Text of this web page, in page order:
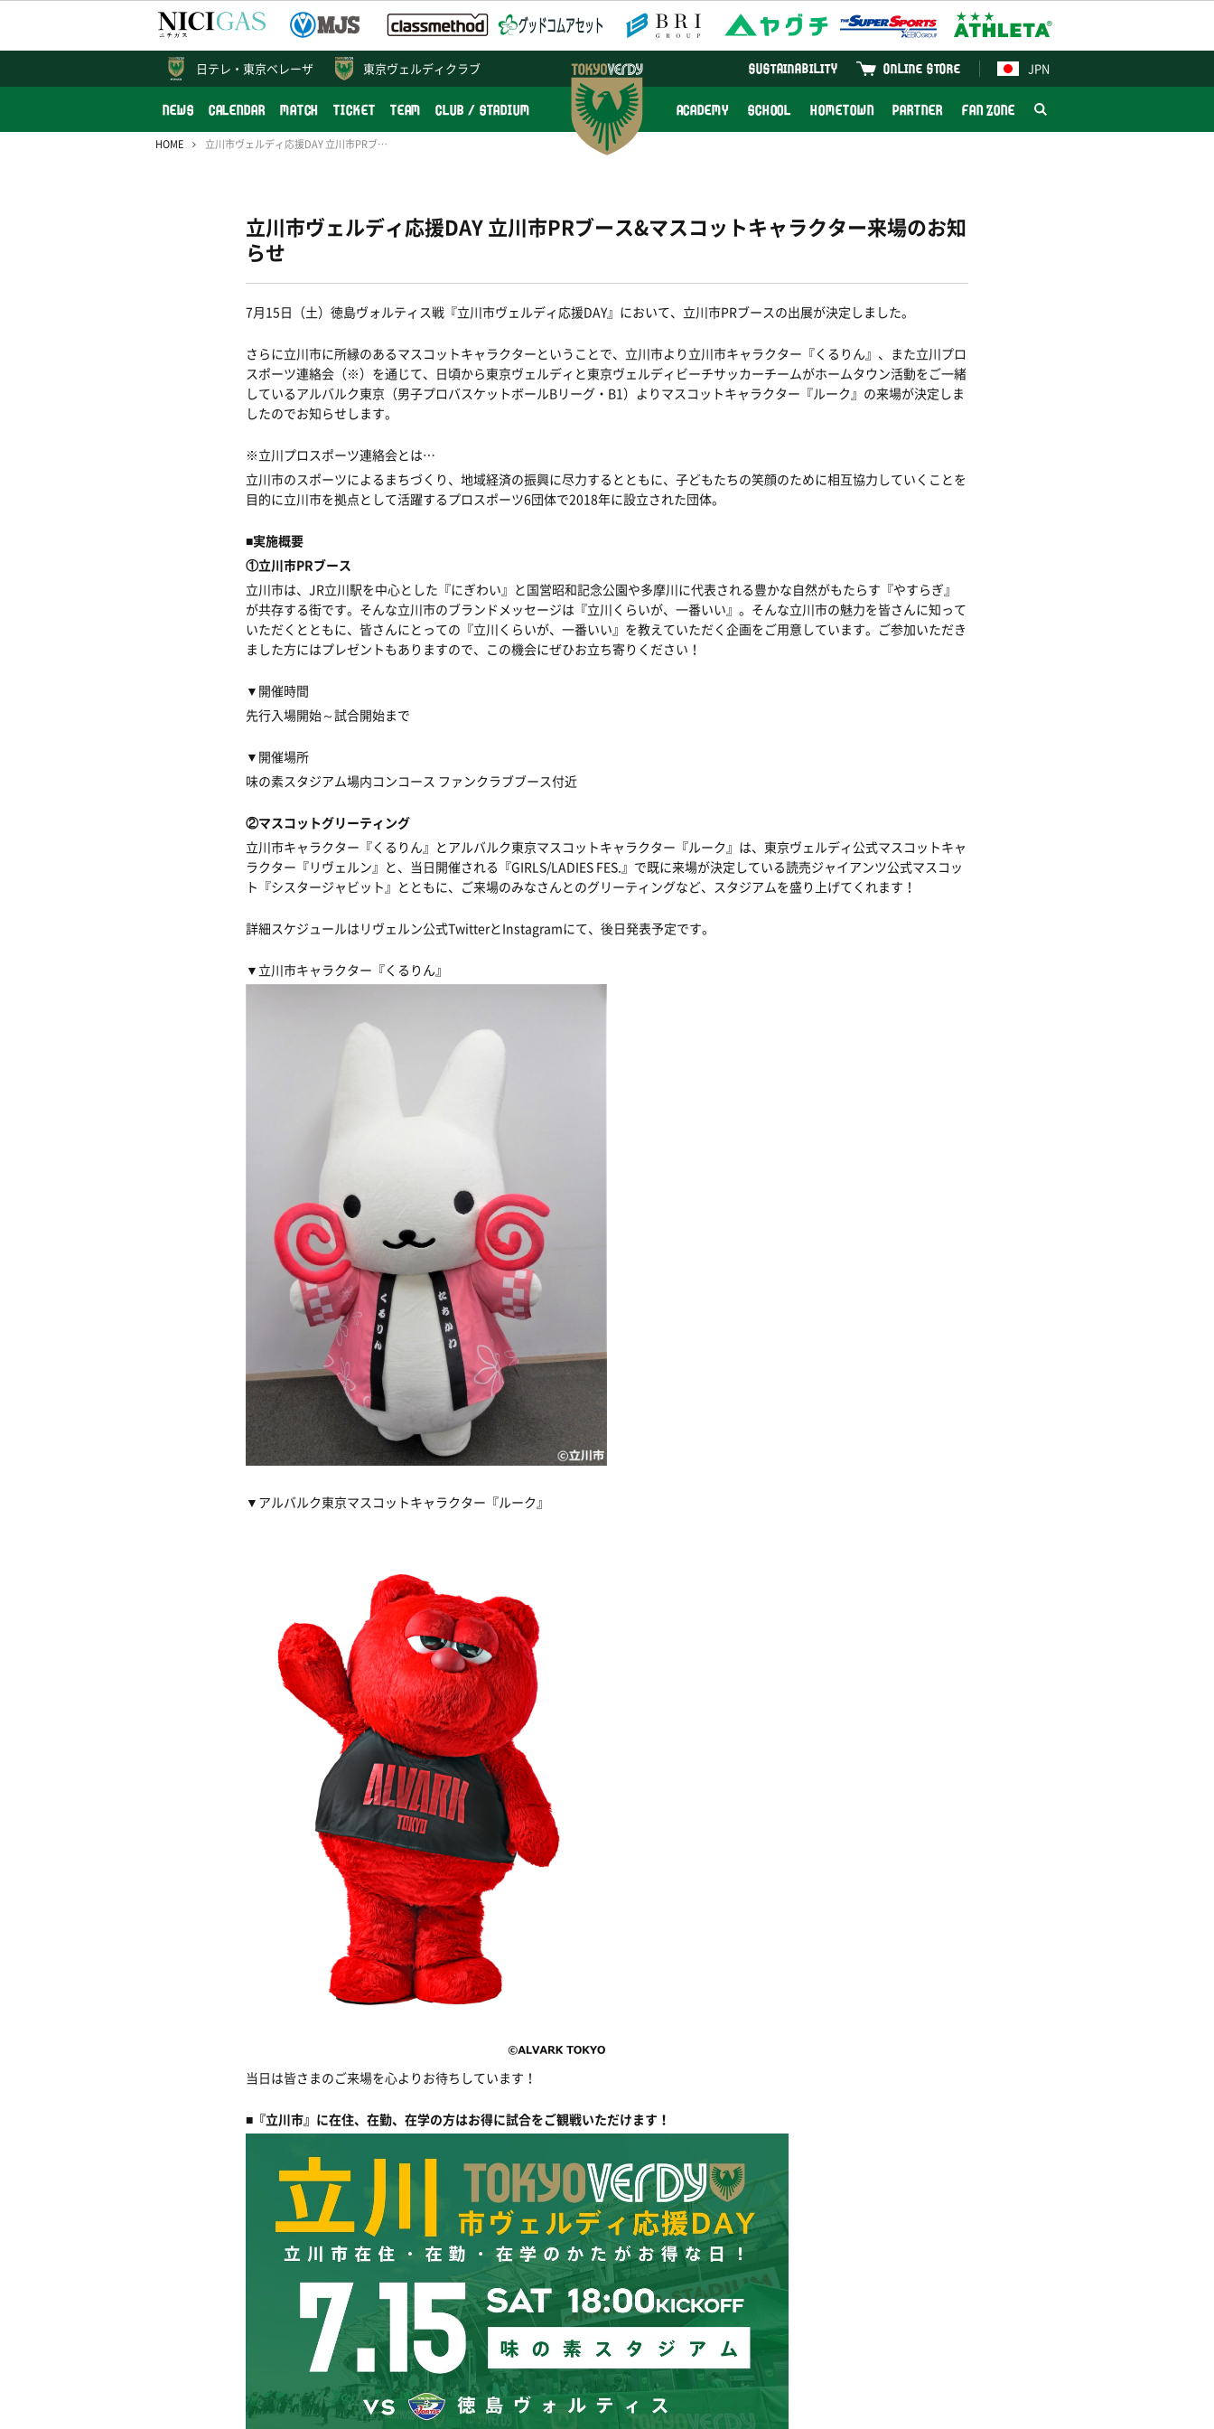
東京ヴェルディクラブ JPN
ONLINE STORE
SUSTAINABILITY
NEWS CALENDAR MATCH TICKET TEAM CLUB / STADIUM ACADEMY SCHOOL HOMETOWN PARTNER FAN ZONE
日テレ・ 東京ベレーザ
HOME 立川市ヴェルディ応援DAY 立川市PRブース&マスコットキャラクター来場のお知らせ
立川市ヴェルディ応援DAY 立川市PRブース&マスコットキャラクター来場のお知
らせ
7月15日（土）徳島ヴォルティス戦『立川市ヴェルディ応援DAY』において、立川市PRブースの出展が決定しました。
さらに立川市に所縁のあるマスコットキャラクターということで、立川市より立川市キャラクター『くるりん』、また立川プロ
スポーツ連絡会（※）を通じて、日頃から東京ヴェルディと東京ヴェルディビーチサッカーチームがホームタウン活動をご一緒
しているアルバルク東京（男子プロバスケットボールBリーグ・ B1）よりマスコットキャラクター『ルーク』の来場が決定しま
したのでお知らせします。
※立川プロスポーツ連絡会とは…
立川市のスポーツによるまちづくり、地域経済の振興に尽力するとともに、子どもたちの笑顔のために相互協力していくことを
目的に立川市を拠点として活躍するプロスポーツ6団体で2018年に設立された団体。
■実施概要
①立川市PRブース
立川市は、JR立川駅を中心とした『にぎわい』と国営昭和記念公園や多摩川に代表される豊かな自然がもたらす『やすらぎ』
が共存する街です。そんな立川市のブランドメッセージは『立川くらいが、一番いい』。そんな立川市の魅力を皆さんに知って
いただくとともに、皆さんにとっての『立川くらいが、一番いい』を教えていただく企画をご用意しています。ご参加いただき
ました方にはプレゼントもありますので、この機会にぜひお立ち寄りください！
▼ 開催時間
先行入場開始～試合開始まで
▼ 開催場所
味の素スタジアム場内コンコース ファンクラブブース付近
②マスコットグリーティング
立川市キャラクター『くるりん』とアルバルク東京マスコットキャラクター『ルーク』は、東京ヴェルディ公式マスコットキャ
ラクター『リヴェルン』と、当日開催される『GIRLS/LADIES FES.』で既に来場が決定している読売ジャイアンツ公式マスコッ
ト『シスタージャビット』とともに、ご来場のみなさんとのグリーティングなど、スタジアムを盛り上げてくれます！
詳細スケジュールはリヴェルン公式TwitterとInstagramにて、後日発表予定です。
▼ 立川市キャラクター『くるりん』
▼ アルバルク東京マスコットキャラクター『ルーク』
当日は皆さまのご来場を心よりお待ちしています！
■ 『立川市』に在住、在勤、在学の方はお得に試合をご観戦いただけます！